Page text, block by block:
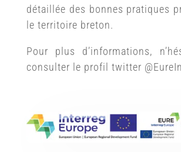
détaillée des bonnes pratiques
le territoire breton.
Pour plus d’informations,
consulter le profil twitter